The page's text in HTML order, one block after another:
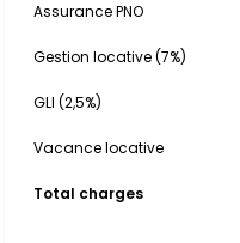
Assurance PNO
Gestion locative (7%)
GLI (2,5%)
Vacance locative
Total charges